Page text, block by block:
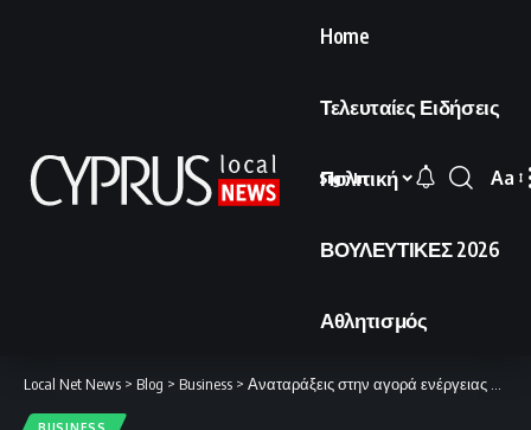
Home
Τελευταίες Ειδήσεις
Πολιτική
ΒΟΥΛΕΥΤΙΚΕΣ 2026
Αθλητισμός
Sign In
Font
Aa
Local Net News > Blog > Business > Αναταράξεις στην αγορά ενέργειας προκαλεί η είσοδος της Cyta.